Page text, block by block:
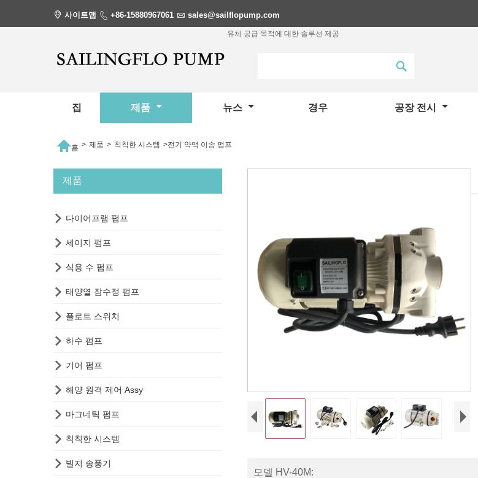
 사이트맵  +86-15880967061  sales@sailflopump.com
유체 공급 목적에 대한 솔루션 제공
집 제품 뉴스 경우 공장 전시
홈 > 제품 > 칙칙한 시스템 >전기 약액 이송 펌프
모델 HV-40M:
제품
 다이어프램 펌프
 세이지 펌프
 식용 수 펌프
 태양열 잠수정 펌프
 플로트 스위치
 하수 펌프
 기어 펌프
 해양 원격 제어 Assy
 마그네틱 펌프
 칙칙한 시스템
 빌지 송풍기